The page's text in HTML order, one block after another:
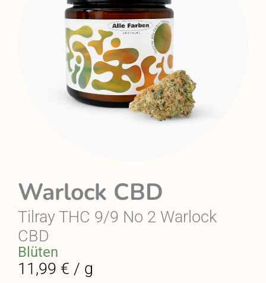
Warlock CBD
Tilray THC 9/9 No 2 Warlock
CBD
Blüten
11,99 € / g